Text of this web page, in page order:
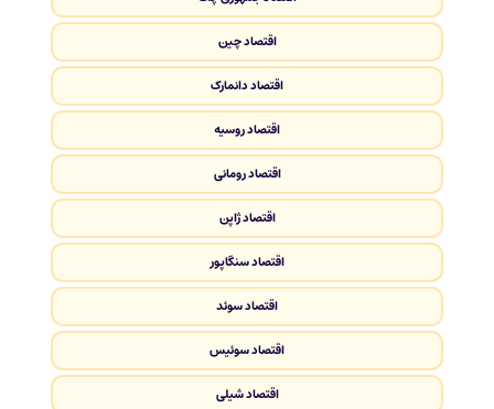
اقتصاد چین
اقتصاد دانمارک
اقتصاد روسیه
اقتصاد رومانی
اقتصاد ژاپن
اقتصاد سنگاپور
اقتصاد سوئد
اقتصاد سوئیس
اقتصاد شیلی